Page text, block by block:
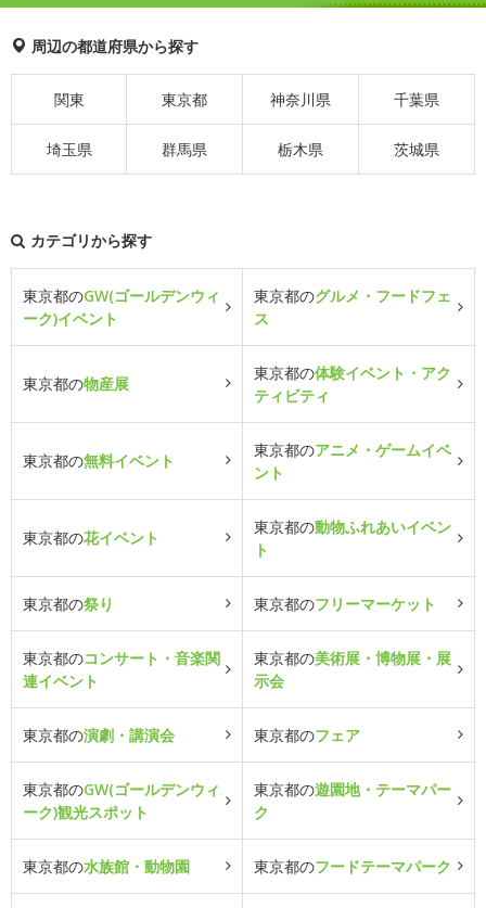
周辺の都道府県から探す
関東 東京都 神奈川県 千葉県
埼玉県 群馬県 栃木県 茨城県
カテゴリから探す
東京都のGW(ゴールデンウィ
ーク)イベント
東京都のグルメ・フードフェ
ス
東京都の物産展
東京都の体験イベント・アク
ティビティ
東京都の無料イベント
東京都のアニメ・ゲームイベ
ント
東京都の花イベント
東京都の動物ふれあいイベン
ト
東京都の祭り 東京都のフリーマーケット
東京都のコンサート・音楽関
連イベント
東京都の美術展・博物展・展
示会
東京都の演劇・講演会 東京都のフェア
東京都のGW(ゴールデンウィ
ーク)観光スポット
東京都の遊園地・テーマパー
ク
東京都の水族館・動物園 東京都のフードテーマパーク